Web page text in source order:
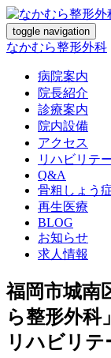
toggle navigation
なかむら整形外科
病院案内
院長紹介
診療案内
院内設備
アクセス
リハビリテ
Q&A
骨粗しょう
再生医療
BLOG
お知らせ
求人情報
福岡市城南
ら整形外科
リハビリ